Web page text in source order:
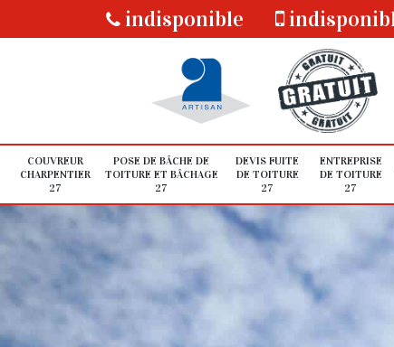
indisponible
COUVREUR
CHARPENTIER
27
POSE DE BÂCHE DE
TOITURE ET BÂCHAGE
27
DEVIS FUITE
DE TOITURE
27
ENTREPRISE
DE TOITURE
27